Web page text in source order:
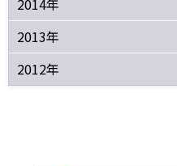
2013年
2012年